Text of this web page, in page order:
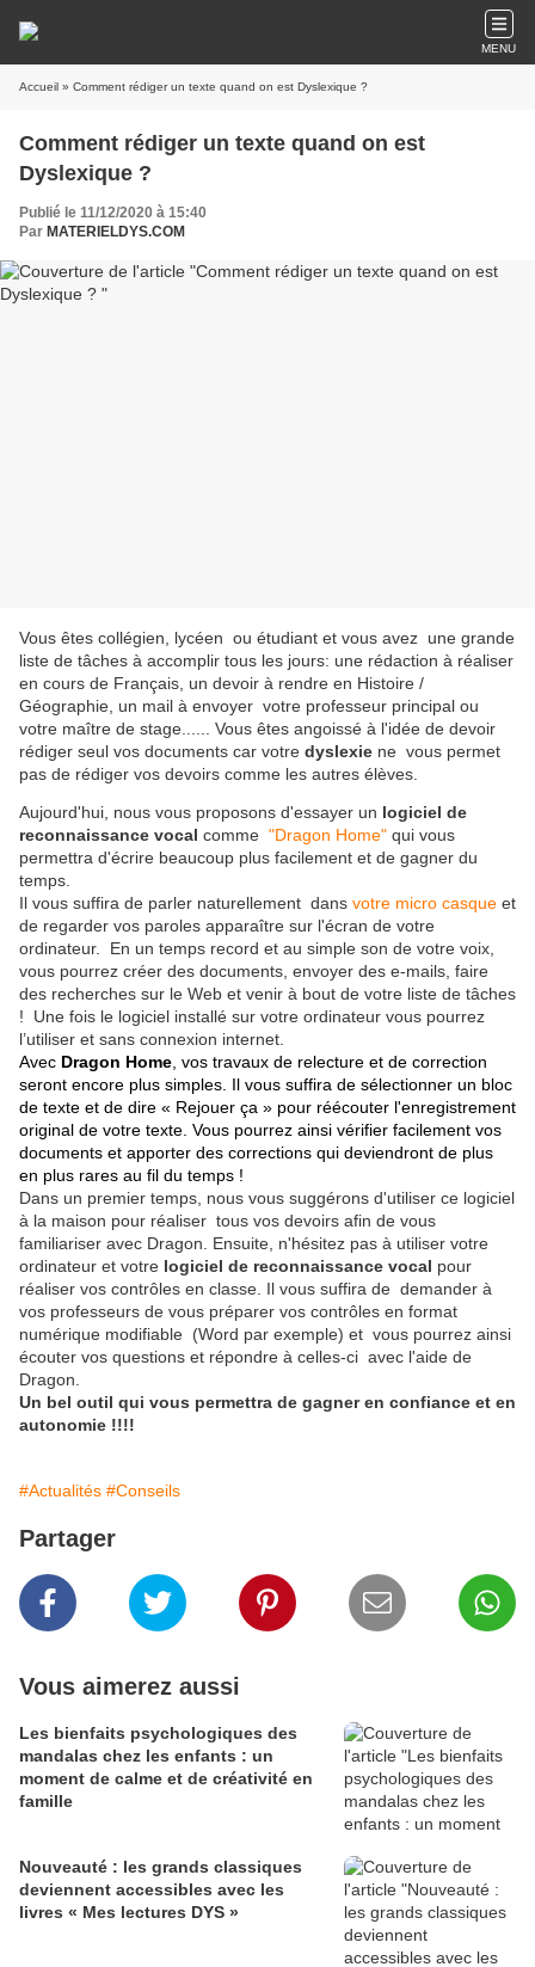
MENU
Accueil » Comment rédiger un texte quand on est Dyslexique ?
Comment rédiger un texte quand on est
Dyslexique ?
Publié le 11/12/2020 à 15:40
Par MATERIELDYS.COM
Vous êtes collégien, lycéen ou étudiant et vous avez une grande
liste de tâches à accomplir tous les jours: une rédaction à réaliser
en cours de Français, un devoir à rendre en Histoire /
Géographie, un mail à envoyer votre professeur principal ou
votre maître de stage...... Vous êtes angoissé à l'idée de devoir
rédiger seul vos documents car votre dyslexie ne vous permet
pas de rédiger vos devoirs comme les autres élèves.
Aujourd'hui, nous vous proposons d'essayer un logiciel de
reconnaissance vocal comme "Dragon Home" qui vous
permettra d'écrire beaucoup plus facilement et de gagner du
temps.
Il vous suffira de parler naturellement dans votre micro casque et
de regarder vos paroles apparaître sur l'écran de votre
ordinateur. En un temps record et au simple son de votre voix,
vous pourrez créer des documents, envoyer des e-mails, faire
des recherches sur le Web et venir à bout de votre liste de tâches
! Une fois le logiciel installé sur votre ordinateur vous pourrez
l’utiliser et sans connexion internet.
Avec Dragon Home , vos travaux de relecture et de correction
seront encore plus simples. Il vous suffira de sélectionner un bloc
de texte et de dire « Rejouer ça » pour réécouter l'enregistrement
original de votre texte. Vous pourrez ainsi vérifier facilement vos
documents et apporter des corrections qui deviendront de plus
en plus rares au fil du temps !
Dans un premier temps, nous vous suggérons d'utiliser ce logiciel
à la maison pour réaliser tous vos devoirs afin de vous
familiariser avec Dragon. Ensuite, n'hésitez pas à utiliser votre
ordinateur et votre logiciel de reconnaissance vocal pour
réaliser vos contrôles en classe. Il vous suffira de demander à
vos professeurs de vous préparer vos contrôles en format
numérique modifiable (Word par exemple) et vous pourrez ainsi
écouter vos questions et répondre à celles-ci avec l'aide de
Dragon.
Un bel outil qui vous permettra de gagner en confiance et en
autonomie !!!!
#Actualités #Conseils
Partager
Vous aimerez aussi
Les bienfaits psychologiques des
mandalas chez les enfants : un
moment de calme et de créativité en
famille
Nouveauté : les grands classiques
deviennent accessibles avec les
livres « Mes lectures DYS »